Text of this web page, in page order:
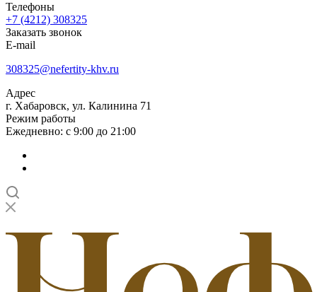
Телефоны
+7 (4212) 308325
Заказать звонок
E-mail
308325@nefertity-khv.ru
Адрес
г. Хабаровск, ул. Калинина 71
Режим работы
Ежедневно: с 9:00 до 21:00